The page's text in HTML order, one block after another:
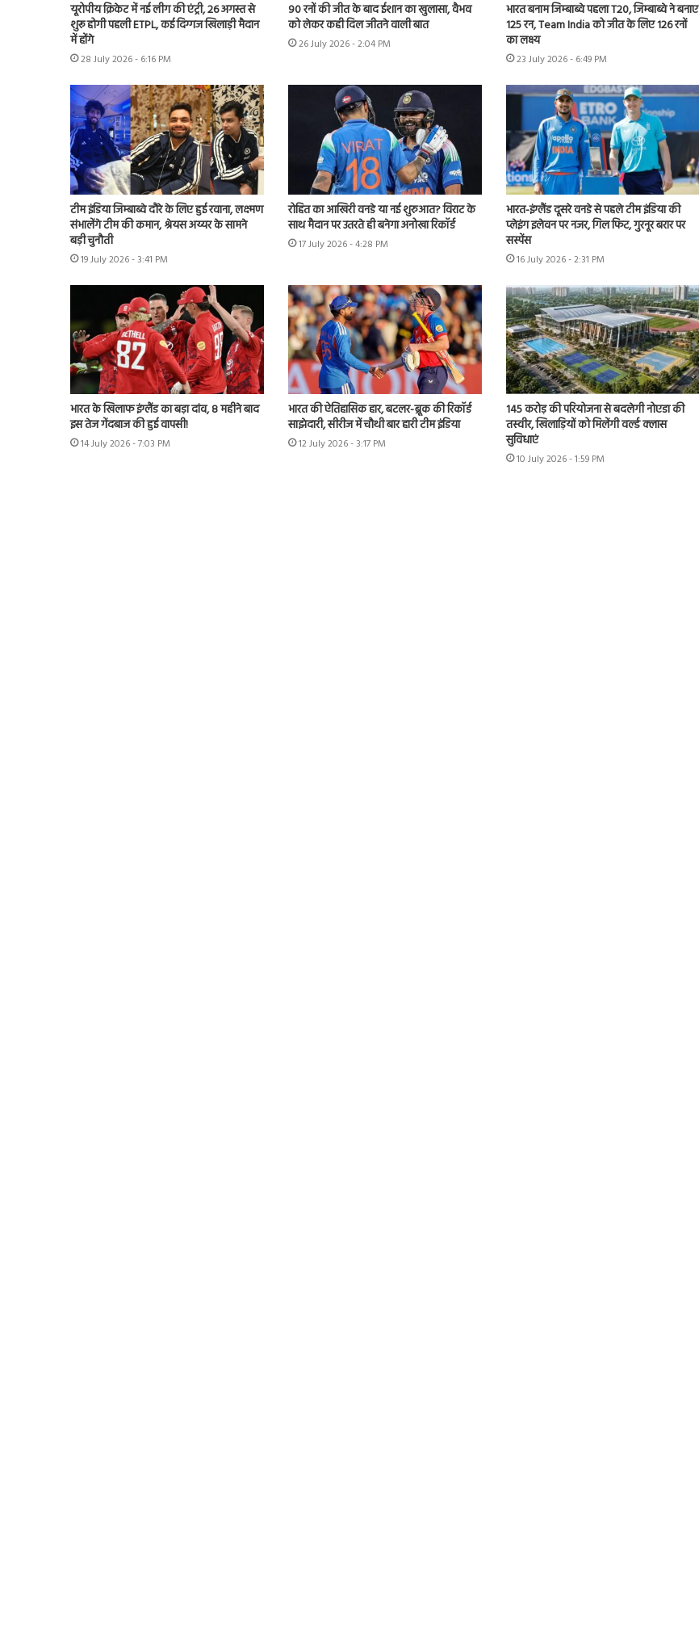
यूरोपीय क्रिकेट में नई लीग की एंट्री, 26 अगस्त से
शुरू होगी पहली ETPL, कई दिग्गज खिलाड़ी मैदान
में होंगे
28 July 2026 - 6:16 PM
90 रनों की जीत के बाद ईशान का खुलासा, वैभव
को लेकर कही दिल जीतने वाली बात
26 July 2026 - 2:04 PM
भारत बनाम जिम्बाब्वे पहला T20, जिम्बाब्वे ने बनाए
125 रन, Team India को जीत के लिए 126 रनों
का लक्ष्य
23 July 2026 - 6:49 PM
टीम इंडिया जिम्बाब्वे दौरे के लिए हुई रवाना, लक्ष्मण
संभालेंगे टीम की कमान, श्रेयस अय्यर के सामने
बड़ी चुनौती
19 July 2026 - 3:41 PM
रोहित का आखिरी वनडे या नई शुरुआत? विराट के
साथ मैदान पर उतरते ही बनेगा अनोखा रिकॉर्ड
17 July 2026 - 4:28 PM
भारत-इंग्लैंड दूसरे वनडे से पहले टीम इंडिया की
प्लेइंग इलेवन पर नजर, गिल फिट, गुरनूर बरार पर
सस्पेंस
16 July 2026 - 2:31 PM
भारत के खिलाफ इंग्लैंड का बड़ा दांव, 8 महीने बाद
इस तेज गेंदबाज की हुई वापसी!
14 July 2026 - 7:03 PM
भारत की ऐतिहासिक हार, बटलर-ब्रूक की रिकॉर्ड
साझेदारी, सीरीज में चौथी बार हारी टीम इंडिया
12 July 2026 - 3:17 PM
145 करोड़ की परियोजना से बदलेगी नोएडा की
तस्वीर, खिलाड़ियों को मिलेंगी वर्ल्ड क्लास
सुविधाएं
10 July 2026 - 1:59 PM